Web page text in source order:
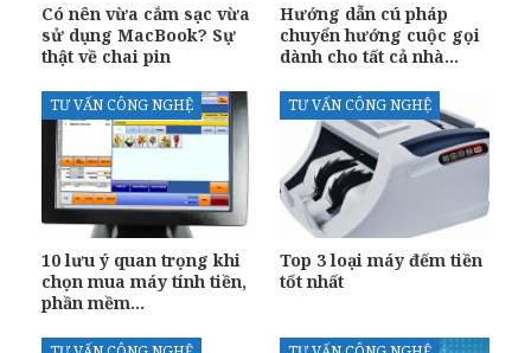
Có nên vừa cắm sạc vừa
sử dụng MacBook? Sự
thật về chai pin
Hướng dẫn cú pháp
chuyển hướng cuộc gọi
dành cho tất cả nhà…
TƯ VẤN CÔNG NGHỆ
10 lưu ý quan trọng khi
chọn mua máy tính tiền,
phần mềm…
TƯ VẤN CÔNG NGHỆ
Top 3 loại máy đếm tiền
tốt nhất